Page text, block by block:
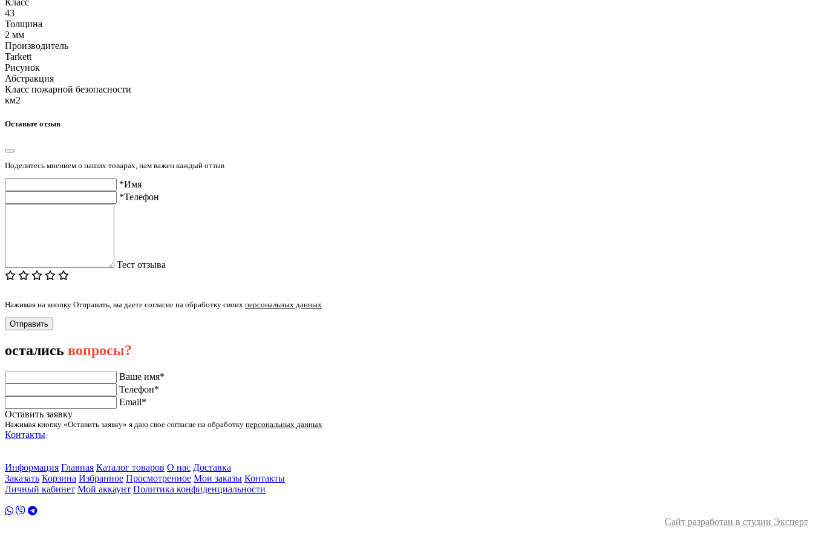
43
Толщина
2 мм
Производитель
Tarkett
Рисунок
Абстракция
Класс пожарной безопасности
км2
Оставьте отзыв
Поделитесь мнением о наших товарах, нам важен каждый отзыв
*Имя
*Телефон
Тест отзыва
Нажимая на кнопку Отправить, вы даете согласие на обработку своих персональных данных.
Отправить
остались вопросы?
Ваше имя*
Телефон*
Email*
Оставить заявку
Нажимая кнопку «Оставить заявку» я даю свое согласие на обработку персональных данных
Контакты
Информация Главная Каталог товаров О нас Доставка
Заказать Корзина Избранное Просмотренное Мои заказы Контакты
Личный кабинет Мой аккаунт Политика конфиденциальности
Сайт разработан в студии Эксперт